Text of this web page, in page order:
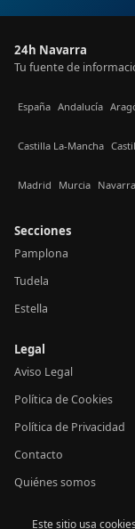
24h Navarra
Tu fuente de
España Andalucía
Castilla La-Mancha
Madrid Murcia Navarra
Secciones
Pamplona
Tudela
Estella
Legal
Aviso Legal
Política de Cookies
Política de Privacidad
Contacto
Quiénes somos
Este sitio usa